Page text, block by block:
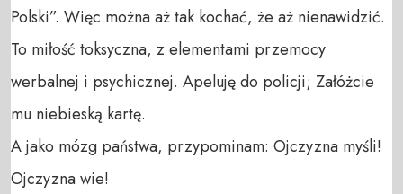
Polski”. Więc można aż tak kochać, że aż nienawidzić.
To miłość toksyczna, z elementami przemocy
werbalnej i psychicznej. Apeluję do policji; Załóżcie
mu niebieską kartę.
A jako mózg państwa, przypominam: Ojczyzna myśli!
Ojczyzna wie!